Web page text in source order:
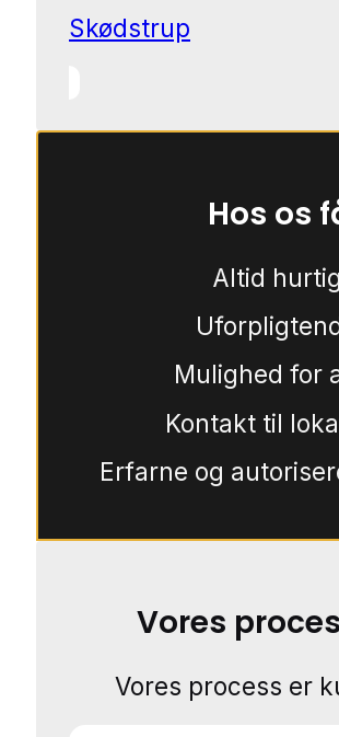
Skødstrup
Hos os
Altid
Mulighed for
Kontakt til
Erfarne og
Vores
Vores process er